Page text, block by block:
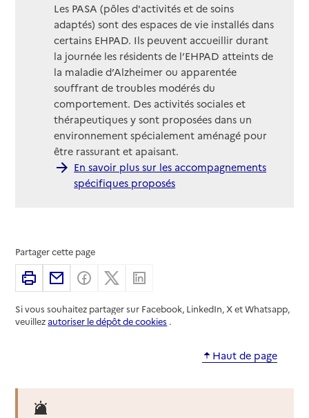
Les PASA (pôles d'activités et de soins
adaptés) sont des espaces de vie installés dans
certains EHPAD. Ils peuvent accueillir durant
la journée les résidents de l’EHPAD atteints de
la maladie d’Alzheimer ou apparentée
souffrant de troubles modérés du
comportement. Des activités sociales et
thérapeutiques y sont proposées dans un
environnement spécialement aménagé pour
être rassurant et apaisant.
En savoir plus sur les accompagnements
spécifiques proposés
Partager cette page
ImprimerPartager par email
Partager sur Facebook
Partager sur X
Si vous souhaitez partager sur Facebook, LinkedIn, X et Whatsapp,
veuillezautoriser le dépôt de cookies .
Haut de page